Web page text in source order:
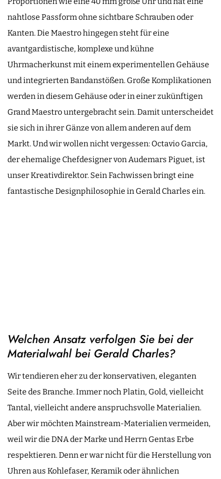
nahtlose Passform ohne sichtbare Schrauben oder
Kanten. Die Maestro hingegen steht für eine
avantgardistische, komplexe und kühne
Uhrmacherkunst mit einem experimentellen Gehäuse
und integrierten Bandanstößen. Große Komplikationen
werden in diesem Gehäuse oder in einer zukünftigen
Grand Maestro untergebracht sein. Damit unterscheidet
sie sich in ihrer Gänze von allem anderen auf dem
Markt. Und wir wollen nicht vergessen: Octavio Garcia,
der ehemalige Chefdesigner von Audemars Piguet, ist
unser Kreativdirektor. Sein Fachwissen bringt eine
fantastische Designphilosophie in Gerald Charles ein.
Welchen Ansatz verfolgen Sie bei der
Materialwahl bei Gerald Charles?
Wir tendieren eher zu der konservativen, eleganten
Seite des Branche. Immer noch Platin, Gold, vielleicht
Tantal, vielleicht andere anspruchsvolle Materialien.
Aber wir möchten Mainstream-Materialien vermeiden,
weil wir die DNA der Marke und Herrn Gentas Erbe
respektieren. Denn er war nicht für die Herstellung von
Uhren aus Kohlefaser, Keramik oder ähnlichen